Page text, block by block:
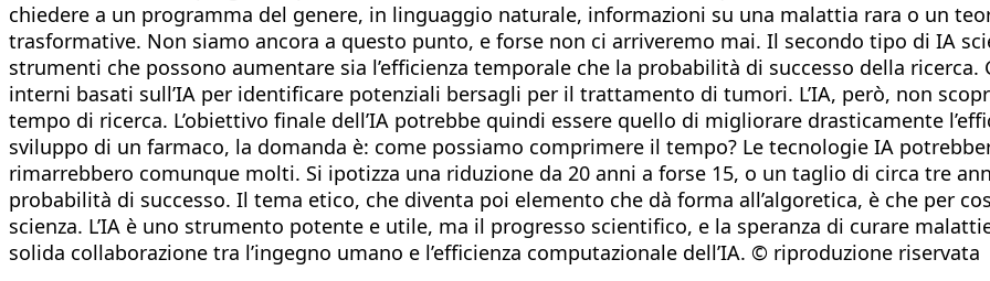
chiedere a un programma del genere, in linguaggio naturale, informazioni su una malattia rara o un
trasformative. Non siamo ancora a questo punto, e forse non ci arriveremo mai. Il secondo tipo di IA
strumenti che possono aumentare sia l’efficienza temporale che la probabilità di successo della
interni basati sull’IA per identificare potenziali bersagli per il trattamento di tumori. L’IA, però, non
tempo di ricerca. L’obiettivo finale dell’IA potrebbe quindi essere quello di migliorare drasticamente
sviluppo di un farmaco, la domanda è: come possiamo comprimere il tempo? Le tecnologie IA
rimarrebbero comunque molti. Si ipotizza una riduzione da 20 anni a forse 15, o un taglio di circa tre
probabilità di successo. Il tema etico, che diventa poi elemento che dà forma all’algoretica, è che per
scienza. L’IA è uno strumento potente e utile, ma il progresso scientifico, e la speranza di curare
solida collaborazione tra l’ingegno umano e l’efficienza computazionale dell’IA. © riproduzione riservata